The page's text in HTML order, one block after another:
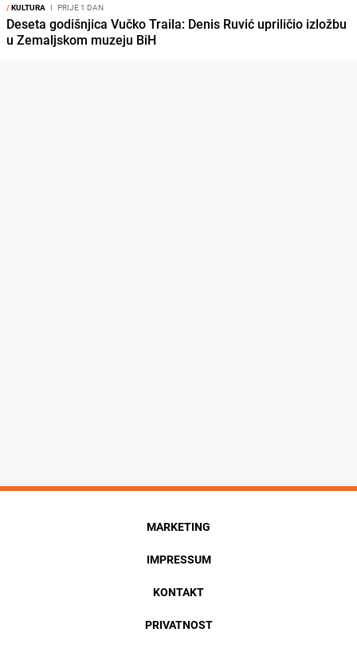
/KULTURA I PRIJE 1 DAN
Deseta godišnjica Vučko Traila: Denis Ruvić upriličio izložbu
u Zemaljskom muzeju BiH
MARKETING
IMPRESSUM
KONTAKT
PRIVATNOST